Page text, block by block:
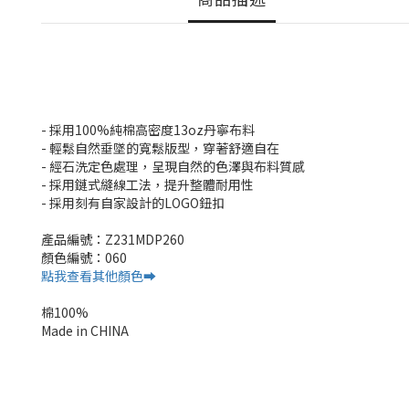
- 採用100%純棉高密度13oz丹寧布料
- 輕鬆自然垂墜的寬鬆版型，穿著舒適自在
- 經石洗定色處理，呈現自然的色澤與布料質感
- 採用鏈式縫線工法，提升整體耐用性
- 採用刻有自家設計的LOGO鈕扣
產品編號：Z231MDP260
顏色編號：060
點我查看其他顏色➡️
棉100%
Made in CHINA